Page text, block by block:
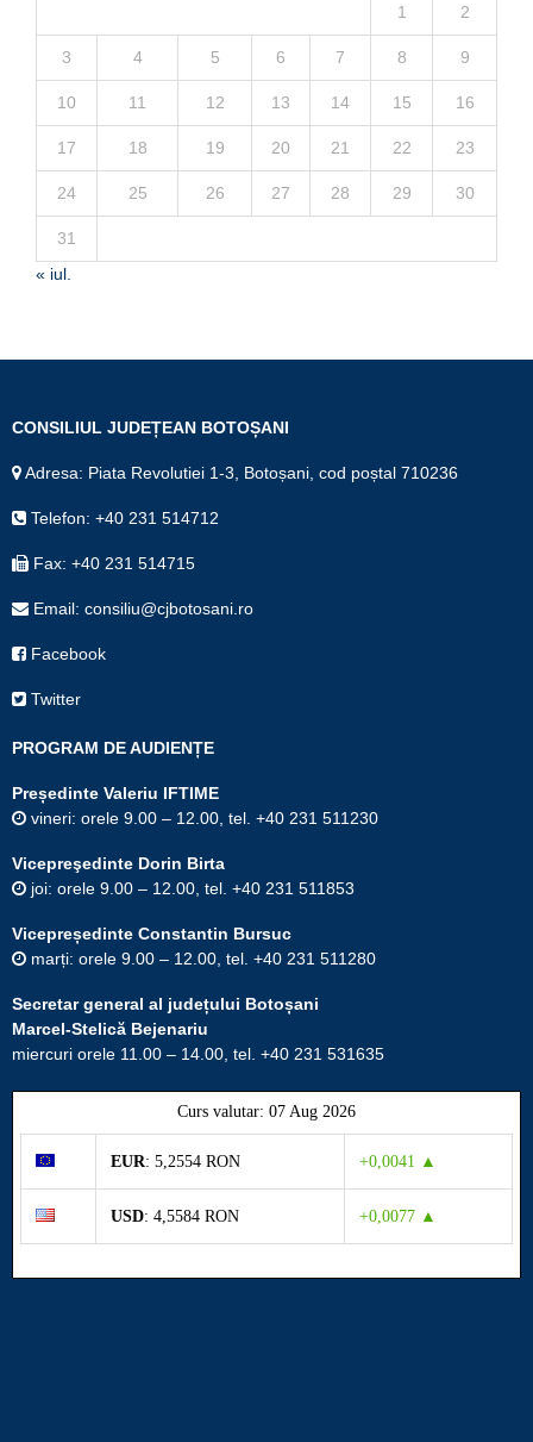
1 2
3 4 5 6 7 8 9
10 11 12 13 14 15 16
17 18 19 20 21 22 23
24 25 26 27 28 29 30
31
« iul.
CONSILIUL JUDEȚEAN BOTOȘANI
Adresa: Piata Revolutiei 1-3, Botoșani, cod poștal 710236
Telefon: +40 231 514712
Fax: +40 231 514715
Email: consiliu@cjbotosani.ro
Facebook
Twitter
PROGRAM DE AUDIENȚE
Președinte Valeriu IFTIME
vineri: orele 9.00 – 12.00, tel. +40 231 511230
Vicepreşedinte Dorin Birta
joi: orele 9.00 – 12.00, tel. +40 231 511853
Vicepreședinte Constantin Bursuc
marți: orele 9.00 – 12.00, tel. +40 231 511280
Secretar general al județului Botoșani
Marcel-Stelică Bejenariu
miercuri orele 11.00 – 14.00, tel. +40 231 531635
Curs valutar: 07 Aug 2026
EUR: 5,2554 RON +0,0041 ▲
USD: 4,5584 RON +0,0077 ▲